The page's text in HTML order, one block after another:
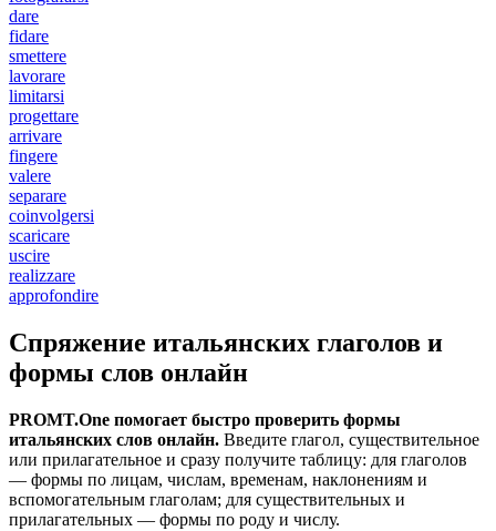
dare
fidare
smettere
lavorare
limitarsi
progettare
arrivare
fingere
valere
separare
coinvolgersi
scaricare
uscire
realizzare
approfondire
Спряжение итальянских глаголов и
формы слов онлайн
PROMT.One помогает быстро проверить формы
итальянских слов онлайн. Введите глагол, существительное
или прилагательное и сразу получите таблицу: для глаголов
— формы по лицам, числам, временам, наклонениям и
вспомогательным глаголам; для существительных и
прилагательных — формы по роду и числу.